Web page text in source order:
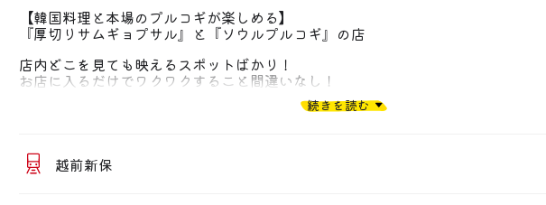
【韓国料理と本場のプルコギが楽しめる】
『厚切りサムギョプサル』と『ソウルプルコギ』の店
店内どこを見ても映えるスポットばかり！
お店に入るだけでワクワクすること間違いなし！
続きを読む
越前新保